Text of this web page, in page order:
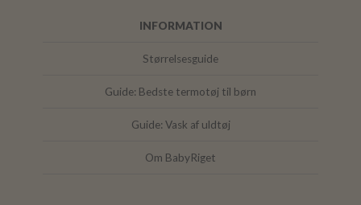
INFORMATION
Størrelsesguide
Guide: Bedste termotøj til børn
Guide: Vask af uldtøj
Om BabyRiget